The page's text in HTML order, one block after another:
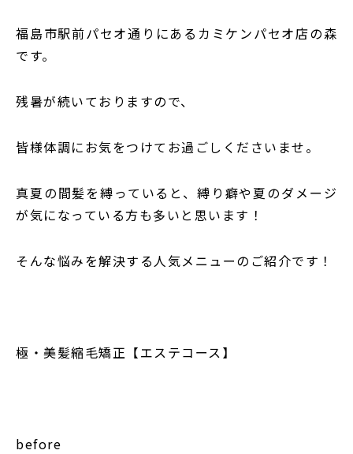
福島市駅前パセオ通りにあるカミケンパセオ店の森
です。
残暑が続いておりますので、
皆様体調にお気をつけてお過ごしくださいませ。
真夏の間髪を縛っていると、縛り癖や夏のダメージ
が気になっている方も多いと思います！
そんな悩みを解決する人気メニューのご紹介です！
極・美髪縮毛矯正【エステコース】
before